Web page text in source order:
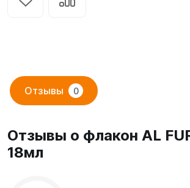
Отзывы 0
Отзывы о флакон AL
18мл